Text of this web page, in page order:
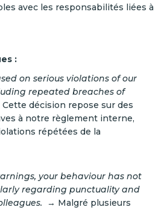
avec les responsabilités liées à
:
on serious violations of our
repeated breaches of
décision repose sur des
à notre règlement interne,
répétées de la
your behaviour has not
regarding punctuality and
→ Malgré plusieurs